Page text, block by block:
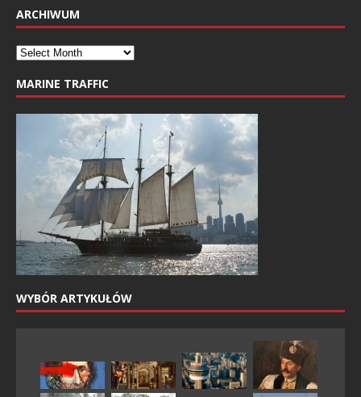
ARCHIWUM
MARINE TRAFFIC
WYBÓR ARTYKUŁÓW